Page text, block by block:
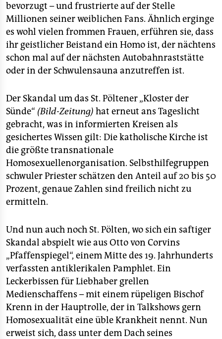
abo
genossenschaft
epaper login
bevorzugt – und frustrierte auf der Stelle
Millionen seiner weiblichen Fans. Ähnlich erginge
es wohl vielen frommen Frauen, erführen sie, dass
ihr geistlicher Beistand ein Homo ist, der nächtens
schon mal auf der nächsten Autobahnraststätte
oder in der Schwulensauna anzutreffen ist.
Der Skandal um das St. Pöltener „Kloster der
Sünde“ (Bild-Zeitung) hat erneut ans Tageslicht
gebracht, was in informierten Kreisen als
gesichertes Wissen gilt: Die katholische Kirche ist
die größte transnationale
Homosexuellenorganisation. Selbsthilfegruppen
schwuler Priester schätzen den Anteil auf 20 bis 50
Prozent, genaue Zahlen sind freilich nicht zu
ermitteln.
Und nun auch noch St. Pölten, wo sich ein saftiger
Skandal abspielt wie aus Otto von Corvins
„Pfaffenspiegel“, einem Mitte des 19. Jahrhunderts
verfassten antiklerikalen Pamphlet. Ein
Leckerbissen für Liebhaber grellen
Medienschaffens – mit einem rüpeligen Bischof
Krenn in der Hauptrolle, der in Talkshows gern
Homosexualität eine üble Krankheit nennt. Nun
erweist sich, dass unter dem Dach seines